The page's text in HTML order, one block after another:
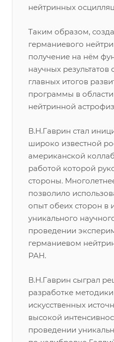
нейтринных
Таким образом,
германиевого
получение на нём
научных результатов
главных итогов
программы в
нейтринной
В.Н.Гаврин стал
широко известной
американской
работой которой
стороны.
позволило
опыт обеих сторон в
уникального
проведении
германиевом
РАН.
В.Н.Гаврин сыграл
разработке
искусственных
высокой
проведении